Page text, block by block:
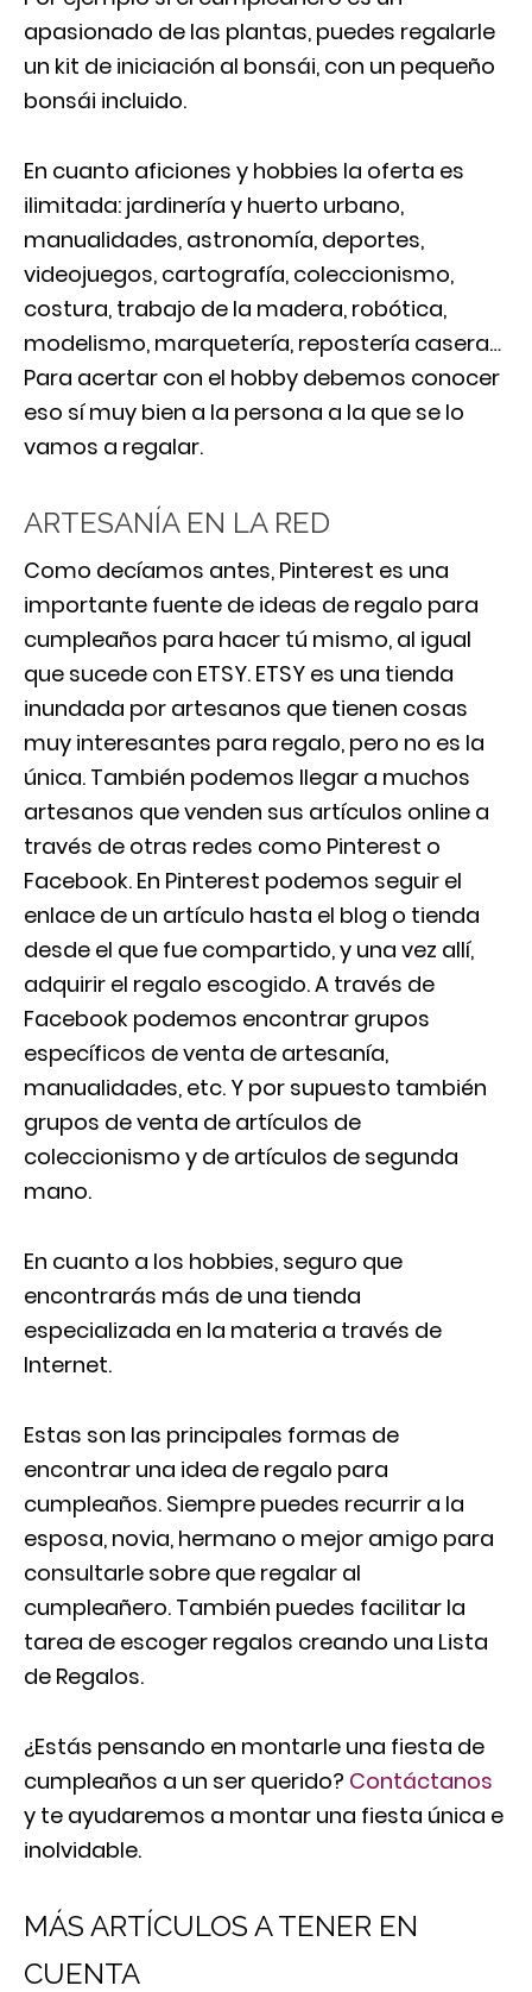
apasionado de las plantas, puedes regalarle
un kit de iniciación al bonsái, con un pequeño
bonsái incluido.
En cuanto aficiones y hobbies la oferta es
ilimitada: jardinería y huerto urbano,
manualidades, astronomía, deportes,
videojuegos, cartografía, coleccionismo,
costura, trabajo de la madera, robótica,
modelismo, marquetería, repostería casera…
Para acertar con el hobby debemos conocer
eso sí muy bien a la persona a la que se lo
vamos a regalar.
ARTESANÍA EN LA RED
Como decíamos antes, Pinterest es una
importante fuente de ideas de regalo para
cumpleaños para hacer tú mismo, al igual
que sucede con ETSY. ETSY es una tienda
inundada por artesanos que tienen cosas
muy interesantes para regalo, pero no es la
única. También podemos llegar a muchos
artesanos que venden sus artículos online a
través de otras redes como Pinterest o
Facebook. En Pinterest podemos seguir el
enlace de un artículo hasta el blog o tienda
desde el que fue compartido, y una vez allí,
adquirir el regalo escogido. A través de
Facebook podemos encontrar grupos
específicos de venta de artesanía,
manualidades, etc. Y por supuesto también
grupos de venta de artículos de
coleccionismo y de artículos de segunda
mano.
En cuanto a los hobbies, seguro que
encontrarás más de una tienda
especializada en la materia a través de
Internet.
Estas son las principales formas de
encontrar una idea de regalo para
cumpleaños. Siempre puedes recurrir a la
esposa, novia, hermano o mejor amigo para
consultarle sobre que regalar al
cumpleañero. También puedes facilitar la
tarea de escoger regalos creando una Lista
de Regalos.
¿Estás pensando en montarle una fiesta de
cumpleaños a un ser querido? Contáctanos
y te ayudaremos a montar una fiesta única e
inolvidable.
MÁS ARTÍCULOS A TENER EN
CUENTA